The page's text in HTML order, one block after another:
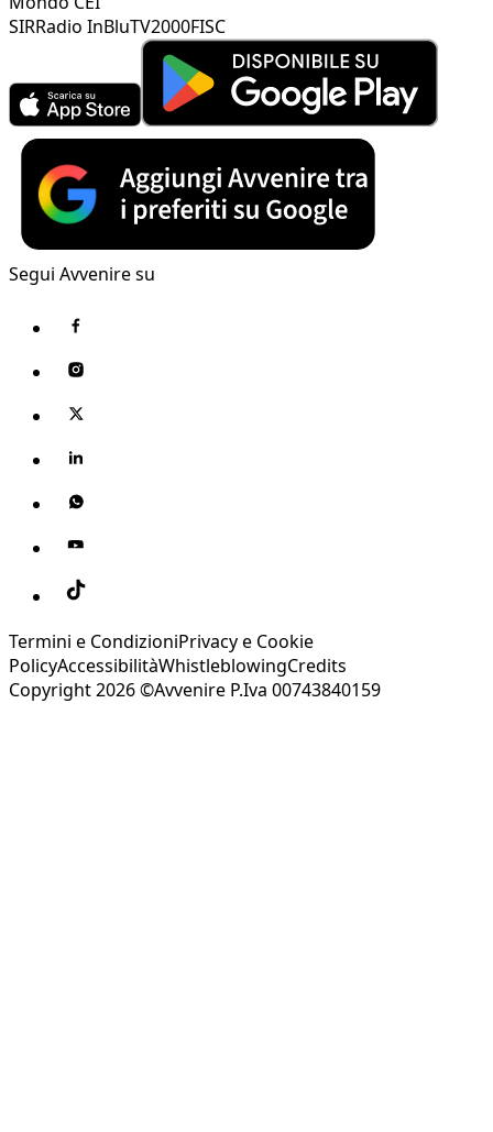
SIRRadio InBluTV2000FISC
Segui Avvenire su
Termini e CondizioniPrivacy e Cookie
PolicyAccessibilitàWhistleblowingCredits
Copyright 2026 ©Avvenire P.Iva 00743840159